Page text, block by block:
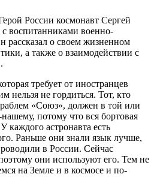
России космонавт Сергей
воспитанниками военно-
рассказал о своем жизненном
а также о взаимодействии с
требует от иностранцев
нельзя не гордиться. Тот, кто
«Союз», должен в той или
потому что вся бортовая
каждого астронавта есть
Раньше они знали язык лучше,
в России. Сейчас
они используют его. Тем не
на Земле и в космосе и по-